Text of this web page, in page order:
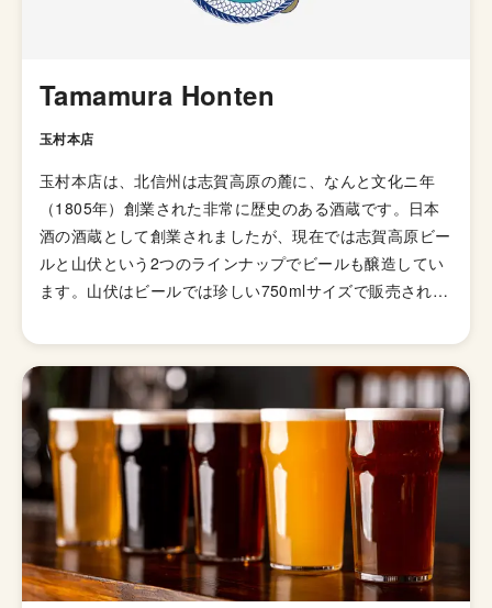
Tamamura Honten
玉村本店
玉村本店は、北信州は志賀高原の麓に、なんと文化ニ年
（1805年）創業された非常に歴史のある酒蔵です。日本
酒の酒蔵として創業されましたが、現在では志賀高原ビー
ルと山伏という2つのラインナップでビールも醸造してい
ます。山伏はビールでは珍しい750mlサイズで販売されて
しており、万人受けする酒ではなく、個性ある田舎の、個
性ある酒をという理念で運営されています。 ホップなど
原材料の栽培なども手掛ける、自分たちでぜんぶ作っちゃ
う系のブルワリー。由緒ある酒蔵らしく、酒造りの技術は
とても高くどの銘柄もはずれがないです。 ちなみに屋号
の玉村は、初代が酒造りの修行をした上州玉村（現在の群
馬県佐波郡玉村町）にちなんだものだそうです。